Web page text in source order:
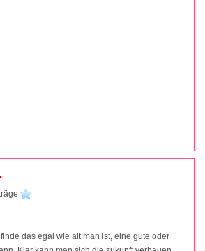
das egal wie alt man ist, eine gute oder